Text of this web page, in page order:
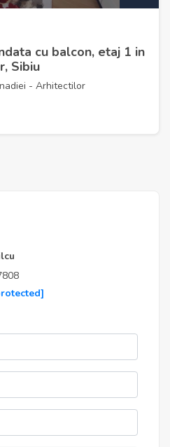
cu balcon, etaj 1 in
Sibiu
- Arhitectilor